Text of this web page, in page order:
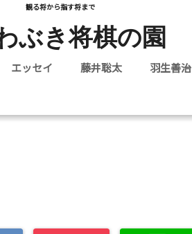
観る将から指す将まで
ぶき将棋の園
エッセイ 藤井聡太 羽生善治